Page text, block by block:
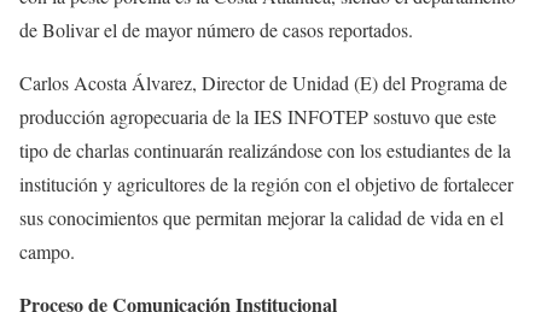
de Bolivar el de mayor número de casos reportados.
Carlos Acosta Álvarez, Director de Unidad (E) del Programa de
producción agropecuaria de la IES INFOTEP sostuvo que este
tipo de charlas continuarán realizándose con los estudiantes de la
institución y agricultores de la región con el objetivo de fortalecer
sus conocimientos que permitan mejorar la calidad de vida en el
campo.
Proceso de Comunicación Institucional